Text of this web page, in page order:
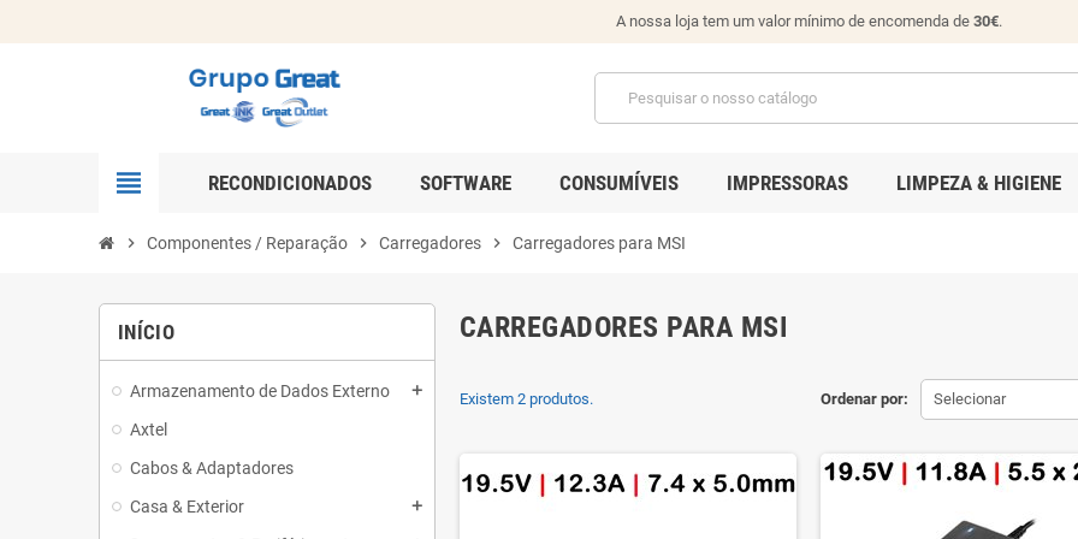
A nossa loja tem um valor mínimo de encomenda de 30€.
view_headline RECONDICIONADOS SOFTWARE CONSUMÍVEIS IMPRESSORAS LIMPEZA & HIGIENE
chevron_right Componentes / Reparação chevron_right Carregadores chevron_right Carregadores para MSI
INÍCIO
Armazenamento de Dados Externo add
Axtel
Cabos & Adaptadores
Casa & Exterior
add
CARREGADORES PARA MSI
Ordenar por: Selecionar
Existem 2 produtos.